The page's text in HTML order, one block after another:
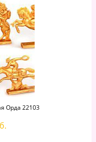
Орда 22103